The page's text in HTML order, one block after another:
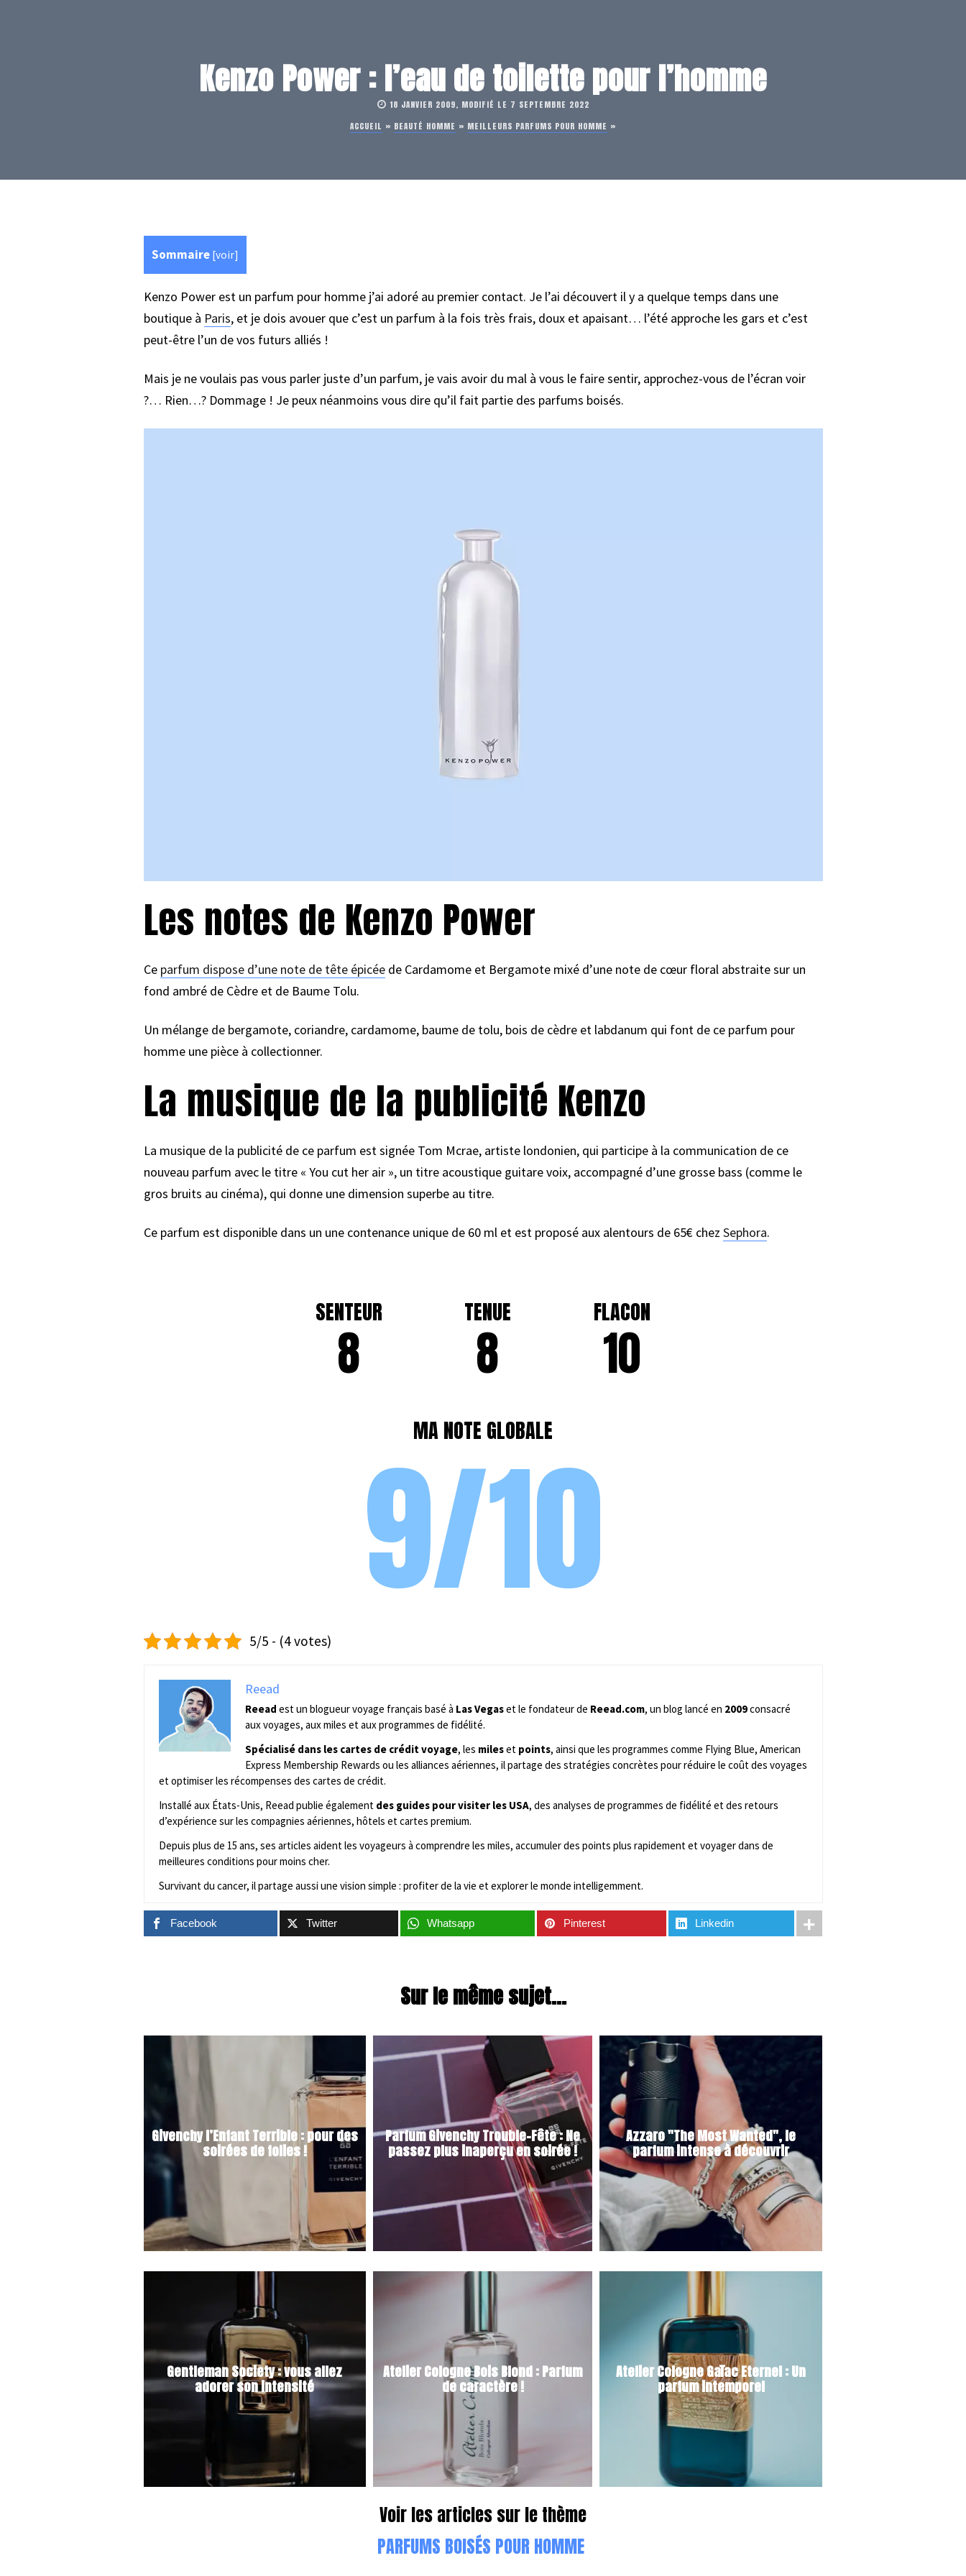
Kenzo Power : l’eau de toilette pour l’homme
18 JANVIER 2009, MODIFIÉ LE 7 SEPTEMBRE 2022
ACCUEIL » BEAUTÉ HOMME » MEILLEURS PARFUMS POUR HOMME »
Sommaire [voir]
Kenzo Power est un parfum pour homme j’ai adoré au premier contact. Je l’ai découvert il y a quelque temps dans une
boutique à Paris, et je dois avouer que c’est un parfum à la fois très frais, doux et apaisant… l’été approche les gars et c’est
peut-être l’un de vos futurs alliés !
Mais je ne voulais pas vous parler juste d’un parfum, je vais avoir du mal à vous le faire sentir, approchez-vous de l’écran voir
?… Rien…? Dommage ! Je peux néanmoins vous dire qu’il fait partie des parfums boisés.
Les notes de Kenzo Power
Ce parfum dispose d’une note de tête épicéede Cardamome et Bergamote mixé d’une note de cœur floral abstraite sur un
fond ambré de Cèdre et de Baume Tolu.
Un mélange de bergamote, coriandre, cardamome, baume de tolu, bois de cèdre et labdanum qui font de ce parfum pour
homme une pièce à collectionner.
La musique de la publicité Kenzo
La musique de la publicité de ce parfum est signée Tom Mcrae, artiste londonien, qui participe à la communication de ce
nouveau parfum avec le titre « You cut her air », un titre acoustique guitare voix, accompagné d’une grosse bass (comme le
gros bruits au cinéma), qui donne une dimension superbe au titre.
Ce parfum est disponible dans un une contenance unique de 60 ml et est proposé aux alentours de 65€ chez Sephora.
SENTEUR
8
TENUE
8
FLACON
10
MA NOTE GLOBALE
9/10
5/5 - (4 votes)
Reead
Reead est un blogueur voyage français basé à Las Vegaset le fondateur de Reead.com, un blog lancé en 2009consacré
aux voyages, aux miles et aux programmes de fidélité.
Spécialisé dans les cartes de crédit voyage, les mileset points, ainsi que les programmes comme Flying Blue, American
Express Membership Rewards ou les alliances aériennes, il partage des stratégies concrètes pour réduire le coût des voyages
et optimiser les récompenses des cartes de crédit.
Installé aux États-Unis, Reead publie également des guides pour visiter les USA, des analyses de programmes de fidélité et des retours
d’expérience sur les compagnies aériennes, hôtels et cartes premium.
Depuis plus de 15 ans, ses articles aident les voyageurs à comprendre les miles, accumuler des points plus rapidement et voyager dans de
meilleures conditions pour moins cher.
Survivant du cancer, il partage aussi une vision simple : profiter de la vie et explorer le monde intelligemment.
Facebook Twitter Whatsapp Pinterest Linkedin
Sur le même sujet...
Givenchy l’Enfant Terrible : pour des
soirées de folies !
Parfum Givenchy Trouble-Fête : Ne
passez plus inaperçu en soirée !
Azzaro "The Most Wanted", le
parfum intense à découvrir
Gentleman Society : vous allez
adorer son intensité
Atelier Cologne Bois Blond : Parfum
de caractère !
Atelier Cologne Gaïac Eternel : Un
parfum intemporel
Voir les articles sur le thème
PARFUMS BOISÉS POUR HOMME